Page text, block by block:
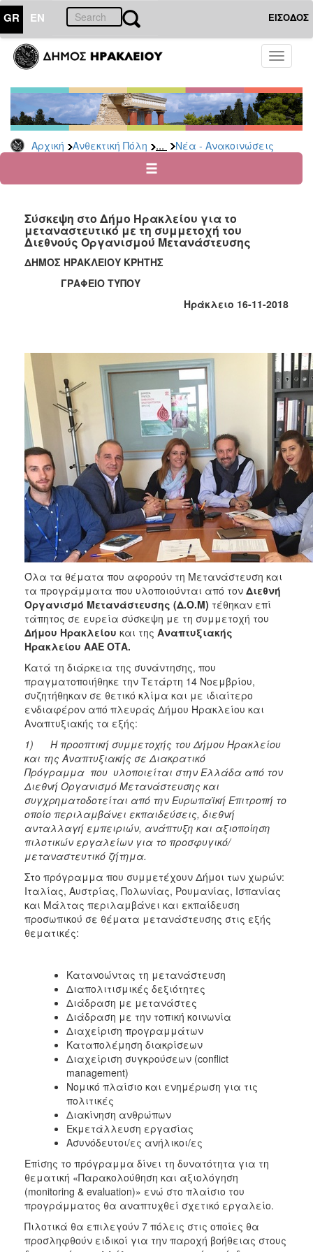
GR EN ΕΙΣΟΔΟΣ
Toggle
Αρχική Ανθεκτική Πόλη ... Νέα - Ανακοινώσεις
ΑΝΘΕΚΤΙΚΗ
ΠΟΛΗ
Κοινωνική
Πολιτική
Νέα
Ανακοινώσεις
για
Οικονομική
Αδυναμία
&
Καταστροφές
(Κ.Α.Π.Η.)
Κέντρα
Δημιουργικής
Απασχόλησης
Παιδιών
(Κ.Δ.Α.Π.)
Κέντρα
Ημερήσιας
Φροντίδας
Ηλικιωμένων
(Κ.Η.Φ.Η.)
Κ.Δ.Α.Π.Α.μεΑ.
Αδειοδότηση
&
Έλεγχος
Βρεφονηπιακών
Σταθμών
Δημοτικό
Ιατρείο
Φιλοξενίας
Γυναικών
Κέντρο
Κοινότητας
Κοινωνικό
Φαρμακείο
Κοινωνικό
Παντοπωλείο
Ισότητα
των
Φύλων
Υγεία
Αυτόματοι
Απινιδωτές
ΠΟΛΙΤΙΣΜΟΣ
Σύσκεψη στο Δήμο Ηρακλείου για το
μεταναστευτικό με τη συμμετοχή του
Διεθνούς Οργανισμού Μετανάστευσης
ΔΗΜΟΣ ΗΡΑΚΛΕΙΟΥ ΚΡΗΤΗΣ
ΓΡΑΦΕΙΟ ΤΥΠΟΥ
Ηράκλειο 16-11-2018
Όλα τα θέματα που αφορούν τη Μετανάστευση και
τα προγράμματα που υλοποιούνται από τον Διεθνή
Οργανισμό Μετανάστευσης (Δ.Ο.Μ) τέθηκαν επί
τάπητος σε ευρεία σύσκεψη με τη συμμετοχή του
Δήμου Ηρακλείου και της Αναπτυξιακής
Ηρακλείου ΑΑΕ ΟΤΑ.
Κατά τη διάρκεια της συνάντησης, που
πραγματοποιήθηκε την Τετάρτη 14 Νοεμβρίου,
συζητήθηκαν σε θετικό κλίμα και με ιδιαίτερο
ενδιαφέρον από πλευράς Δήμου Ηρακλείου και
Αναπτυξιακής τα εξής:
1) Η προοπτική συμμετοχής του Δήμου Ηρακλείου
και της Αναπτυξιακής σε Διακρατικό
Πρόγραμμα που υλοποιείται στην Ελλάδα από τον
Διεθνή Οργανισμό Μετανάστευσης και
συγχρηματοδοτείται από την Ευρωπαϊκή Επιτροπή το
οποίο περιλαμβάνει εκπαιδεύσεις, διεθνή
ανταλλαγή εμπειριών, ανάπτυξη και αξιοποίηση
πιλοτικών εργαλείων για το προσφυγικό/
μεταναστευτικό ζήτημα.
Στο πρόγραμμα που συμμετέχουν Δήμοι των χωρών:
Ιταλίας, Αυστρίας, Πολωνίας, Ρουμανίας, Ισπανίας
και Μάλτας περιλαμβάνει και εκπαίδευση
προσωπικού σε θέματα μετανάστευσης στις εξής
θεματικές:
Κατανοώντας τη μετανάστευση
Διαπολιτισμικές δεξιότητες
Διάδραση με μετανάστες
Διάδραση με την τοπική κοινωνία
Διαχείριση προγραμμάτων
Καταπολέμηση διακρίσεων
Διαχείριση συγκρούσεων (conflict
management)
Νομικό πλαίσιο και ενημέρωση για τις
πολιτικές
Διακίνηση ανθρώπων
Εκμετάλλευση εργασίας
Ασυνόδευτοι/ες ανήλικοι/ες
Επίσης το πρόγραμμα δίνει τη δυνατότητα για τη
θεματική «Παρακολούθηση και αξιολόγηση
(monitoring & evaluation)» ενώ στο πλαίσιο του
προγράμματος θα αναπτυχθεί σχετικό εργαλείο.
Πιλοτικά θα επιλεγούν 7 πόλεις στις οποίες θα
προσληφθούν ειδικοί για την παροχή βοήθειας στους